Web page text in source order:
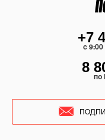
+7
c 9:00
8
по